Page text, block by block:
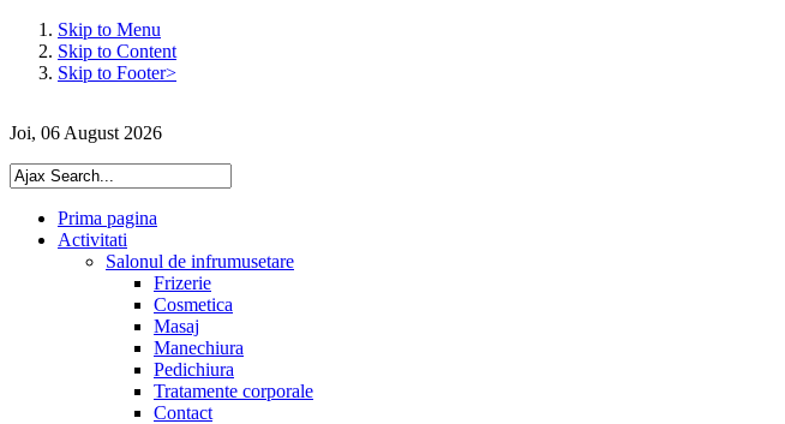
Skip to Menu
Skip to Content
Skip to Footer>
Joi, 06 August 2026
Prima pagina
Activitati
Salonul de infrumusetare
Frizerie
Cosmetica
Masaj
Manechiura
Pedichiura
Tratamente corporale
Contact